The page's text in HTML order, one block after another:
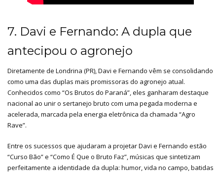
7. Davi e Fernando: A dupla que
antecipou o agronejo
Diretamente de Londrina (PR), Davi e Fernando vêm se consolidando
como uma das duplas mais promissoras do agronejo atual.
Conhecidos como “Os Brutos do Paraná”, eles ganharam destaque
nacional ao unir o sertanejo bruto com uma pegada moderna e
acelerada, marcada pela energia eletrônica da chamada “Agro
Rave”.
Entre os sucessos que ajudaram a projetar Davi e Fernando estão
“Curso Bão” e “Como É Que o Bruto Faz”, músicas que sintetizam
perfeitamente a identidade da dupla: humor, vida no campo, batidas